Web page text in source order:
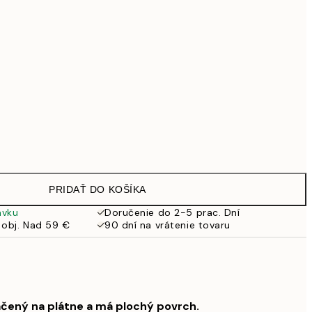
PRIDAŤ DO KOŠÍKA
Doručenie do 2-5 prac. Dní
Nad 59 €
90 dní na vrátenie tovaru
na plátne a má plochý povrch.